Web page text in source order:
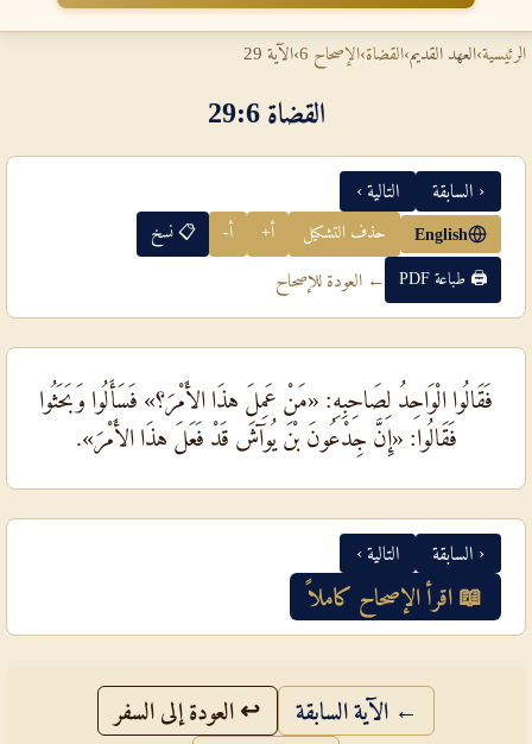
الرئيسية›العهد القديم›القضاة›الإصحاح 6 ›الآية 29
القضاة 6‏:‏29
‹ السابقة التالية ›
English حذف التشكيل أ+ أ- 📋 نسخ
🖨 طباعة PDF ← العودة للإصحاح
فَقَالُوا الْوَاحِدُ لِصَاحِبِهِ: «مَنْ عَمِلَ هذَا الأَمْرَ؟» فَسَأَلُوا وَبَحَثُوا
فَقَالُوا: «إِنَّ جِدْعُونَ بْنَ يُوآشَ قَدْ فَعَلَ هذَا الأَمْرَ».
‹ السابقة التالية ›
📖 اقرأ الإصحاح كاملاً
← الآية السابقة ↩ العودة إلى السفر